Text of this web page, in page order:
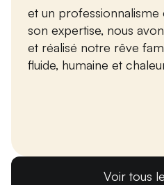
et un professionnalisme
son expertise, nous
et réalisé notre rêve
fluide, humaine et
Voir tous